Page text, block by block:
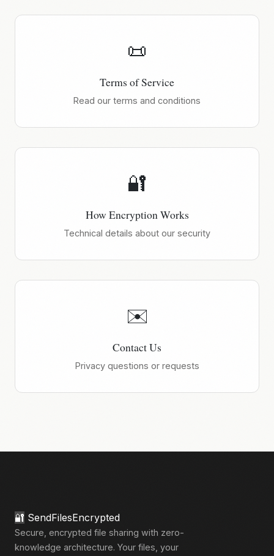
📜
Terms of Service
Read our terms and conditions
🔐
How Encryption Works
Technical details about our security
✉️
Contact Us
Privacy questions or requests
🔐 SendFilesEncrypted
Secure, encrypted file sharing with zero-
knowledge architecture. Your files, your